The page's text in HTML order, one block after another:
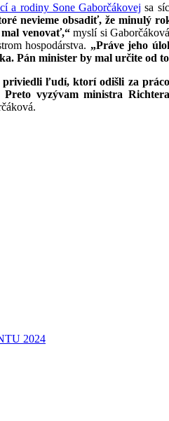
a rodiny Sone Gaborčákovej sa
nevieme obsadiť, že minulý
venovať,“myslí si
hospodárstva. „Práve jeho
Pán minister by mal určite od
ľudí, ktorí odišli za
vyzývam ministra
2024